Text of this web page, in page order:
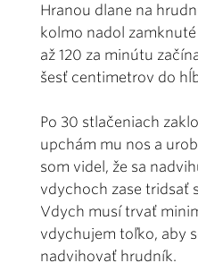
Hranou dlane na
kolmo nadol
až 120 za minútu
šesť centimetrov do
Po 30 stlačeniach
upchám mu nos a
som videl, že sa
vdychoch zase tridsať
Vdych musí trvať
vdychujem toľko, aby
nadvihovať hrudník.